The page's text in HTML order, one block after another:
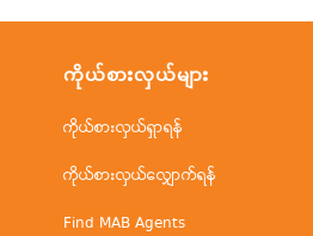
ကိုယ်စားလှယ်များ
ကိုယ်စားလှယ်ရှာရန်
ကိုယ်စားလှယ်လျှောက်ရန်
Find MAB Agents